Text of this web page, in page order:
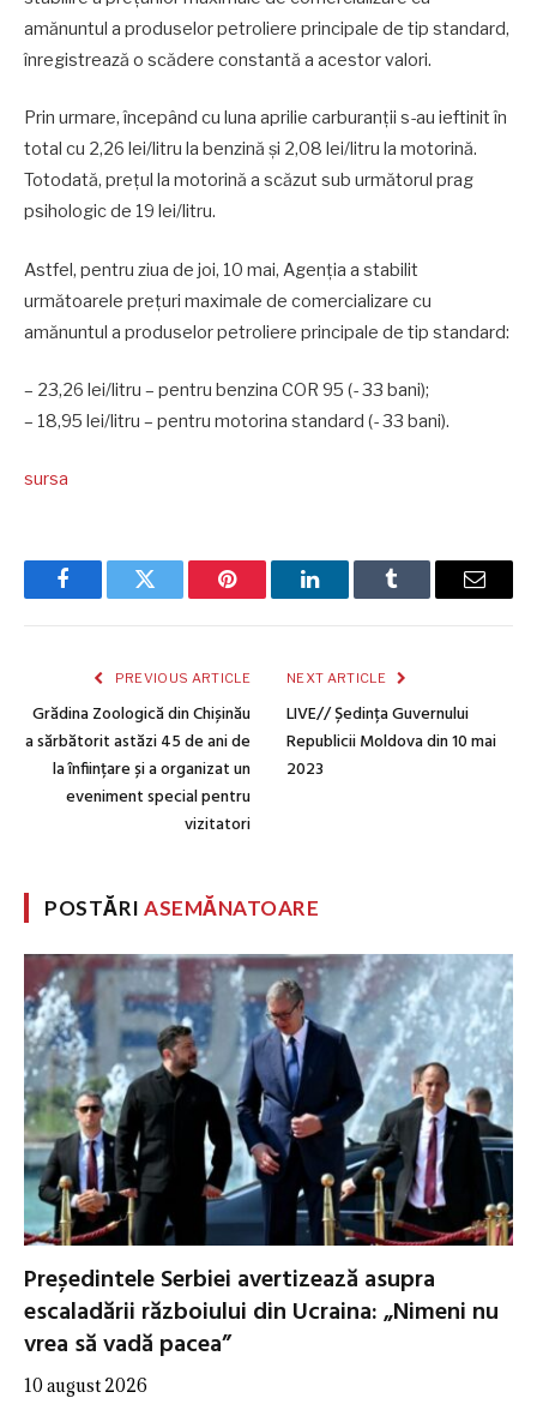
amănuntul a produselor petroliere principale de tip standard,
înregistrează o scădere constantă a acestor valori.
Prin urmare, începând cu luna aprilie carburanții s-au ieftinit în
total cu 2,26 lei/litru la benzină și 2,08 lei/litru la motorină.
Totodată, prețul la motorină a scăzut sub următorul prag
psihologic de 19 lei/litru.
Astfel, pentru ziua de joi, 10 mai, Agenția a stabilit
următoarele prețuri maximale de comercializare cu
amănuntul a produselor petroliere principale de tip standard:
– 23,26 lei/litru – pentru benzina COR 95 (- 33 bani);
– 18,95 lei/litru – pentru motorina standard (- 33 bani).
sursa
FacebookTwitter Pinterest LinkedInTumblr Email
PREVIOUS ARTICLE
Grădina Zoologică din Chișinău
a sărbătorit astăzi 45 de ani de
la înființare și a organizat un
eveniment special pentru
vizitatori
NEXT ARTICLE
LIVE// Ședința Guvernului
Republicii Moldova din 10 mai
2023
POSTĂRIASEMĂNATOARE
Președintele Serbiei avertizează asupra
escaladării războiului din Ucraina: „Nimeni nu
vrea să vadă pacea”
10 august 2026